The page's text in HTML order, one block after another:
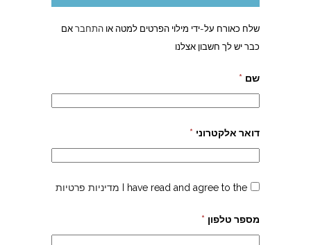
שלח כאורח על-ידי מילוי הפרטים למטה או התחבראם
כבר יש לך חשבון אצלנו
שם *
דואר אלקטרוני *
I have read and agree to the מדיניות פרטיות
מספר טלפון *